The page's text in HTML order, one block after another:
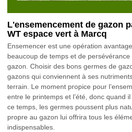
L'ensemencement de gazon
WT espace vert à Marcq
Ensemencer est une opération
beaucoup de temps et de
gazon. Choisir des bons germes de
gazons qui conviennent à ses
terrain. Le moment propice pour
entre le printemps et l’été, donc quand
ce temps, les germes poussent plus
propre au gazon lui offrira tous les
indispensables.